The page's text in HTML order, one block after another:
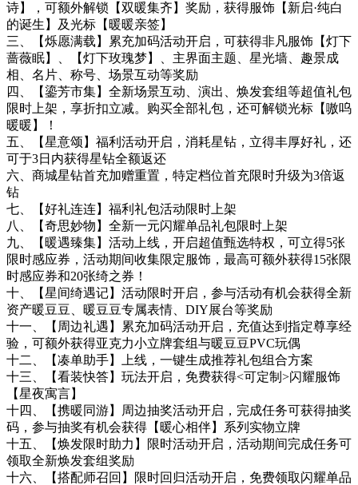
诗】，可额外解锁【双暖集齐】奖励，获得服饰【新启·纯白
的诞生】及光标【暖暖亲签】
三、【烁愿满载】累充加码活动开启，可获得非凡服饰【灯下
蔷薇眠】、【灯下玫瑰梦】、主界面主题、星光墙、趣景成
相、名片、称号、场景互动等奖励
四、【鎏芳市集】全新场景互动、演出、焕发套组等超值礼包
限时上架，享折扣立减。购买全部礼包，还可解锁光标【嗷呜
暖暖】！
五、【星意颂】福利活动开启，消耗星钻，立得丰厚好礼，还
可于3日内获得星钻全额返还
六、商城星钻首充加赠重置，特定档位首充限时升级为3倍返
钻
七、【好礼连连】福利礼包活动限时上架
八、【奇思妙物】全新一元闪耀单品礼包限时上架
九、【暖遇臻集】活动上线，开启超值甄选特权，可立得5张
限时感应券，活动期间收集限定服饰，最高可额外获得15张限
时感应券和20张绮之券！
十、【星间绮遇记】活动限时开启，参与活动有机会获得全新
资产暖豆豆、暖豆豆专属表情、DIY展台等奖励
十一、【周边礼遇】累充加码活动开启，充值达到指定尊享经
验，可额外获得亚克力小立牌套组与暖豆豆PVC玩偶
十二、【凑单助手】上线，一键生成推荐礼包组合方案
十三、【看装快答】玩法开启，免费获得<可定制>闪耀服饰
【星夜寓言】
十四、【携暖同游】周边抽奖活动开启，完成任务可获得抽奖
码，参与抽奖有机会获得【暖心相伴】系列实物立牌
十五、【焕发限时助力】限时活动开启，活动期间完成任务可
领取全新焕发套组奖励
十六、【搭配师召回】限时回归活动开启，免费领取闪耀单品